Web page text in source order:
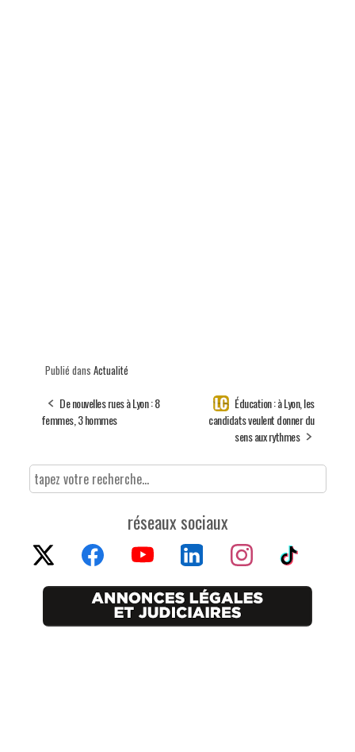
Publié dans Actualité
De nouvelles rues à Lyon : 8
femmes, 3 hommes
Éducation : à Lyon, les
candidats veulent donner du
sens aux rythmes
réseaux sociaux